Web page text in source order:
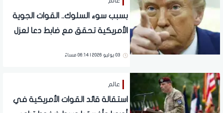
بسبب سوء السلوك.. القوات الجوية
الأمريكية تحقق مع ضابط دعا لعزل
03 يوليو 2026 | 06:14 مساءً
عالم
استقالة قائد القوات الأمريكية في